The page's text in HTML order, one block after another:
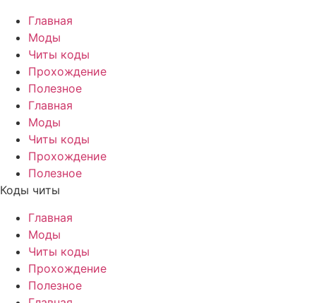
Главная
Моды
Читы коды
Прохождение
Полезное
Главная
Моды
Читы коды
Прохождение
Полезное
Коды читы
Главная
Моды
Читы коды
Прохождение
Полезное